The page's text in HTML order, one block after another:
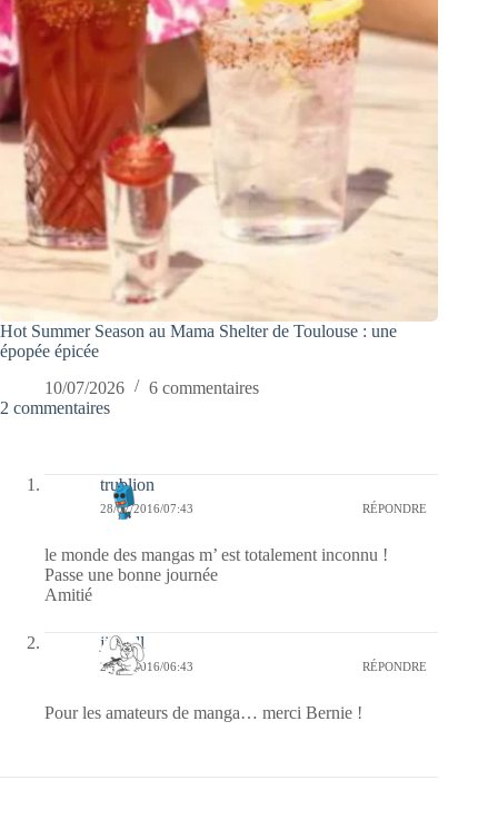
Hot Summer Season au Mama Shelter de Toulouse : une
épopée épicée
10/07/2026
6 commentaires
2 commentaires
trublion
28/07/2016/07:43 RÉPONDRE
le monde des mangas m’ est totalement inconnu !
Passe une bonne journée
Amitié
jill bill
28/07/2016/06:43 RÉPONDRE
Pour les amateurs de manga… merci Bernie !